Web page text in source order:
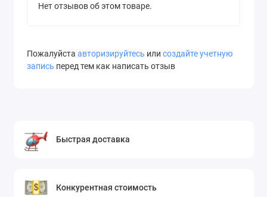
Нет отзывов об этом товаре.
Пожалуйста авторизируйтесь или создайте учетную
запись перед тем как написать отзыв
Быстрая доставка
Конкурентная стоимость